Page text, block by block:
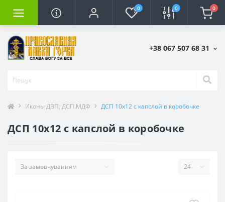
0 0 0
+38 067 507 68 31
Иконы ДВП, ДСП.МДФ ДСП 10х12 с капслой в коробочке
ДСП 10х12 с капслой в коробочке